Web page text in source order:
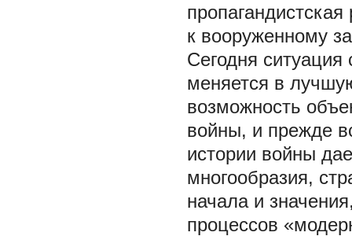
к вооруженному
Сегодня
меняется в
возможность
войны, и прежде
истории войны
многообразия,
начала и
процессов